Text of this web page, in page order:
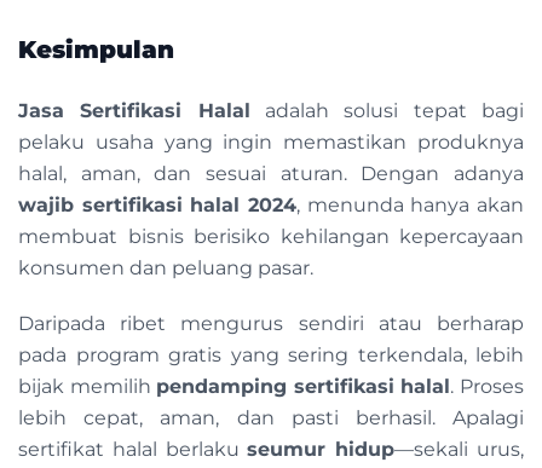
Kesimpulan
Jasa Sertifikasi Halal adalah solusi tepat bagi
pelaku usaha yang ingin memastikan produknya
halal, aman, dan sesuai aturan. Dengan adanya
wajib sertifikasi halal 2024, menunda hanya akan
membuat bisnis berisiko kehilangan kepercayaan
konsumen dan peluang pasar.
Daripada ribet mengurus sendiri atau berharap
pada program gratis yang sering terkendala, lebih
bijak memilih pendamping sertifikasi halal. Proses
lebih cepat, aman, dan pasti berhasil. Apalagi
sertifikat halal berlakuseumur hidup—sekali urus,